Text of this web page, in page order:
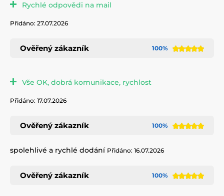
Rychlé odpovědi na mail
Přidáno: 27.07.2026
Ověřený zákazník 100%
Vše OK, dobrá komunikace, rychlost
Přidáno: 17.07.2026
Ověřený zákazník 100%
spolehlivé a rychlé dodání Přidáno: 16.07.2026
Ověřený zákazník 100%